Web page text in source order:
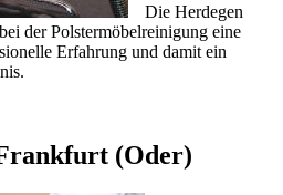
Die Herdegen
der Polstermöbelreinigung eine
Erfahrung und damit ein
(Oder)